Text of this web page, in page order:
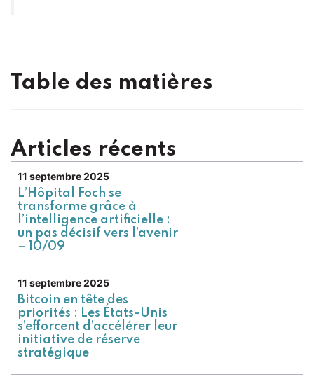
Table des matières
Articles récents
11 septembre 2025
L’Hôpital Foch se
transforme grâce à
l’intelligence artificielle :
un pas décisif vers l’avenir
– 10/09
11 septembre 2025
Bitcoin en tête des
priorités : Les États-Unis
s’efforcent d’accélérer leur
initiative de réserve
stratégique